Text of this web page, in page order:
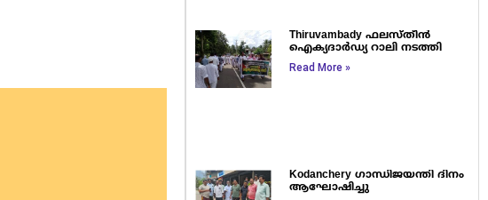
Thiruvambady ഫലസ്തീൻ
ഐക്യദാർഡ്യ റാലി നടത്തി
Read More »
Kodanchery ഗാന്ധിജയന്തി ദിനം
ആഘോഷിച്ചു